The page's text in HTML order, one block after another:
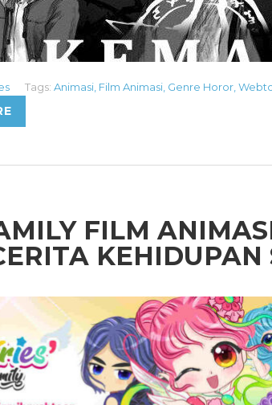
Tags: Animasi Film Animasi Genre Horor
FILM